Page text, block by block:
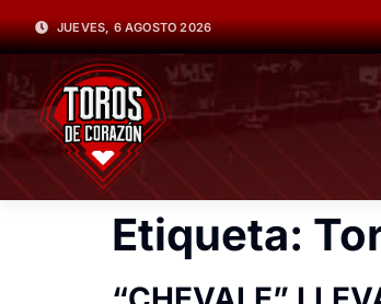
JUEVES, 6 AGOSTO 2026
Etiqueta: